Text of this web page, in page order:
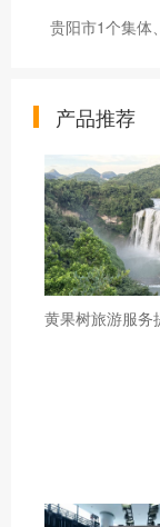
贵阳市1个集体
产品推荐